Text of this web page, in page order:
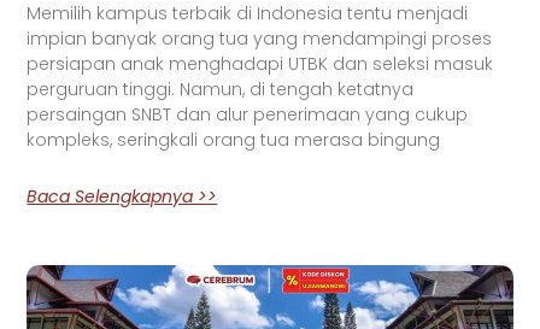
Memilih kampus terbaik di Indonesia tentu menjadi
impian banyak orang tua yang mendampingi proses
persiapan anak menghadapi UTBK dan seleksi masuk
perguruan tinggi. Namun, di tengah ketatnya
persaingan SNBT dan alur penerimaan yang cukup
kompleks, seringkali orang tua merasa bingung
Baca Selengkapnya >>